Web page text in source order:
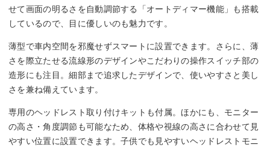
せて画面の明るさを自動調節する「オートディマー機能」も搭載
しているので、目に優しいのも魅力です。
薄型で車内空間を邪魔せずスマートに設置できます。さらに、薄
さを際立たせる流線形のデザインやこだわりの操作スイッチ部の
造形にも注目。細部まで追求したデザインで、使いやすさと美し
さを兼ね備えています。
専用のヘッドレスト取り付けキットも付属。ほかにも、モニター
の高さ・角度調節も可能なため、体格や視線の高さに合わせて見
やすい位置に設置できます。子供でも見やすいヘッドレストモニ